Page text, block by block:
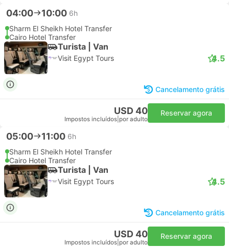
04:00 10:00 6h
Sharm El Sheikh Hotel Transfer
Cairo Hotel Transfer
Turista | Van
Visit Egypt Tours 4.5
Cancelamento grátis
USD 40
Impostos incluídos por adulto
Reservar agora
05:00 11:00 6h
Sharm El Sheikh Hotel Transfer
Cairo Hotel Transfer
Turista | Van
Visit Egypt Tours 4.5
Cancelamento grátis
USD 40
Impostos incluídos por adulto
Reservar agora